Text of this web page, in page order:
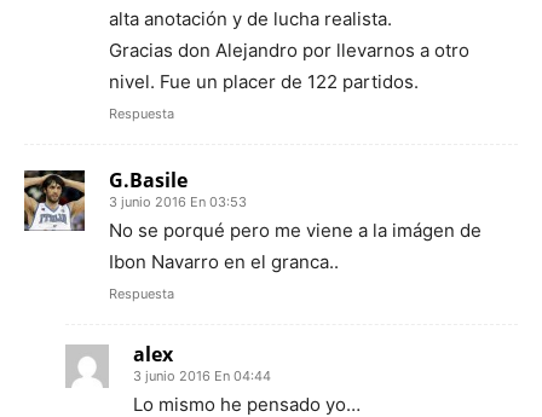
alta anotación y de lucha realista.
Gracias don Alejandro por llevarnos a otro
nivel. Fue un placer de 122 partidos.
Respuesta
G.Basile
3 junio 2016 En 03:53
No se porqué pero me viene a la imágen de
Ibon Navarro en el granca..
Respuesta
alex
3 junio 2016 En 04:44
Lo mismo he pensado yo…